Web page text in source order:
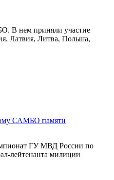
В нем приняли участие
Латвия, Литва, Польша,
САМБО памяти
ГУ МВД России по
лейтенанта милиции